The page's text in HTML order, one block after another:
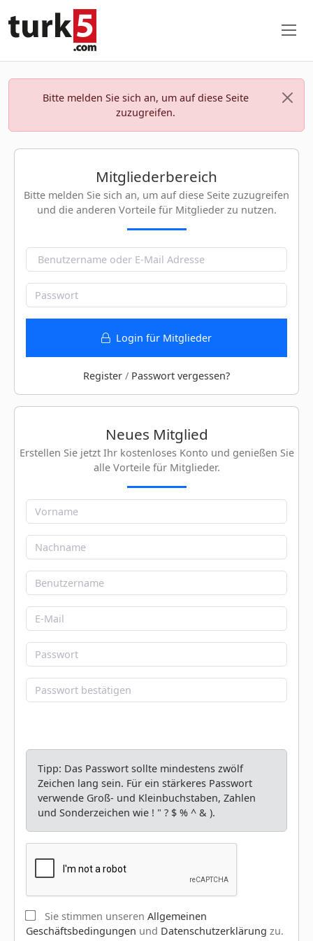
Bitte melden Sie sich an, um auf diese Seite
zuzugreifen.
Mitgliederbereich
Bitte melden Sie sich an, um auf diese Seite zuzugreifen
und die anderen Vorteile für Mitglieder zu nutzen.
Login für Mitglieder
Register / Passwort vergessen?
Neues Mitglied
Erstellen Sie jetzt Ihr kostenloses Konto und genießen Sie
alle Vorteile für Mitglieder.
Tipp: Das Passwort sollte mindestens zwölf
Zeichen lang sein. Für ein stärkeres Passwort
verwende Groß- und Kleinbuchstaben, Zahlen
und Sonderzeichen wie ! " ? $ % ^ & ).
Sie stimmen unseren Allgemeinen
Geschäftsbedingungen und Datenschutzerklärung zu.